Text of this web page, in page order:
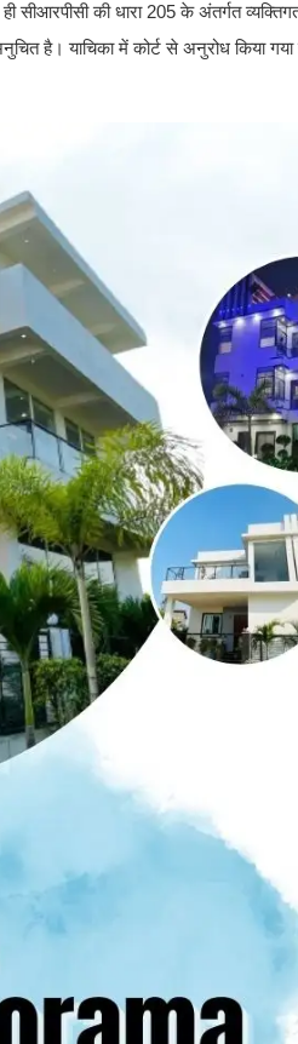
सीआरपीसी की धारा 205 के अंतर्गत
अनुचित है। याचिका में कोर्ट से अनुरोध किया